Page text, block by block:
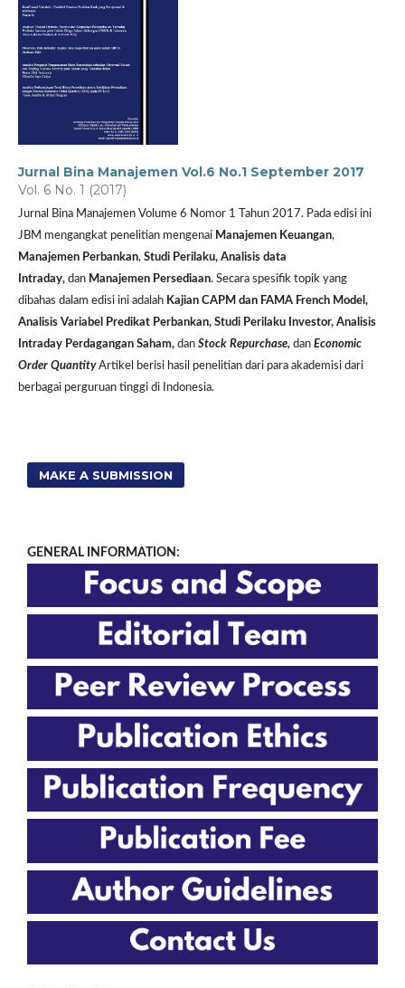
Jurnal Bina Manajemen Vol.6 No.1 September 2017
Vol. 6 No. 1 (2017)
Jurnal Bina Manajemen Volume 6 Nomor 1 Tahun 2017. Pada edisi ini
JBM mengangkat penelitian mengenai Manajemen Keuangan,
Manajemen Perbankan, Studi Perilaku, Analisis data
Intraday,dan Manajemen Persediaan. Secara spesifik topik yang
dibahas dalam edisi ini adalah Kajian CAPM dan FAMA French Model,
Analisis Variabel Predikat Perbankan, Studi Perilaku Investor, Analisis
Intraday Perdagangan Saham, dan Stock Repurchase, dan Economic
Order Quantity Artikel berisi hasil penelitian dari para akademisi dari
berbagai perguruan tinggi di Indonesia.
MAKE A SUBMISSION
GENERAL INFORMATION: